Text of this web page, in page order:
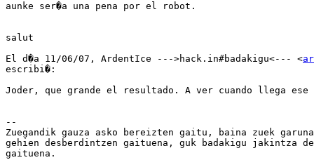
aunke ser�a una pena por el robot.
salut
El d�a 11/06/07, ArdentIce --->hack.in#badakigu<--- <
escribi�:
Joder, que grande el resultado. A ver cuando llega
--
Zuegandik gauza asko bereizten gaitu, baina zuek
gehien desberdintzen gaituena, guk badakigu jakintza
gaituena.